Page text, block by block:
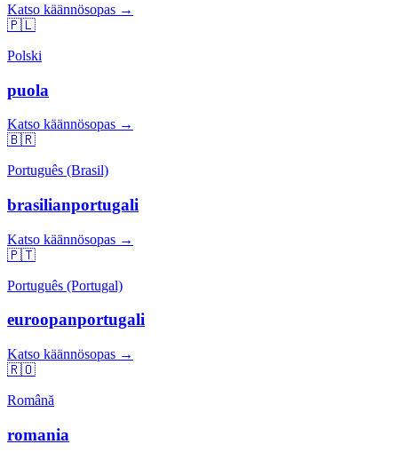
Katso käännösopas →
🇵🇱
Polski
puola
Katso käännösopas →
🇧🇷
Português (Brasil)
brasilianportugali
Katso käännösopas →
🇵🇹
Português (Portugal)
euroopanportugali
Katso käännösopas →
🇷🇴
Română
romania